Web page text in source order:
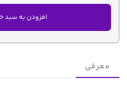
افزودن به سبد
معرفی